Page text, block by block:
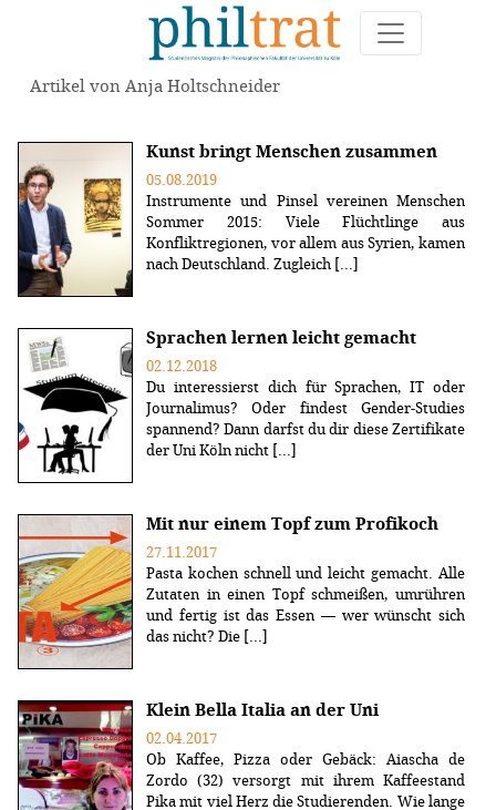
Artikel von Anja Holtschneider
Kunst bringt Menschen zusammen
05.08.2019
Instrumente und Pinsel vereinen Menschen
Sommer 2015: Viele Flüchtlinge aus
Konfliktregionen, vor allem aus Syrien, kamen
nach Deutschland. Zugleich [...]
Sprachen lernen leicht gemacht
02.12.2018
Du interessierst dich für Sprachen, IT oder
Journalimus? Oder findest Gender-Studies
spannend? Dann darfst du dir diese Zertifikate
der Uni Köln nicht [...]
Mit nur einem Topf zum Profikoch
27.11.2017
Pasta kochen schnell und leicht gemacht. Alle
Zutaten in einen Topf schmeißen, umrühren
und fertig ist das Essen — wer wünscht sich
das nicht? Die [...]
Klein Bella Italia an der Uni
02.04.2017
Ob Kaffee, Pizza oder Gebäck: Aiascha de
Zordo (32) versorgt mit ihrem Kaffeestand
Pika mit viel Herz die Studierenden. Wie lange